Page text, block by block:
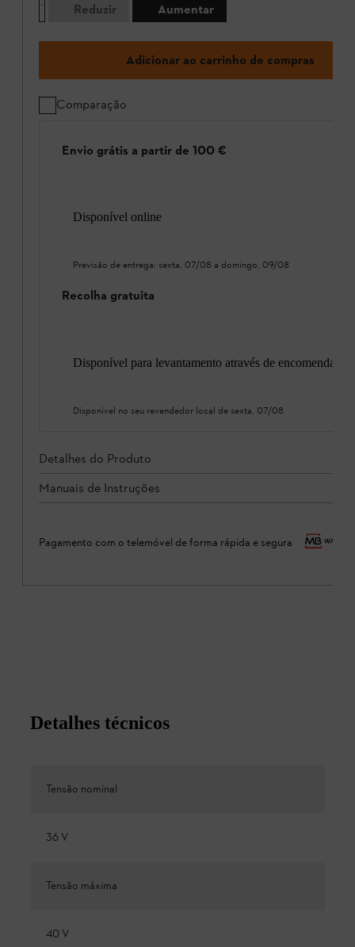
Reduzir
Aumentar
Adicionar ao carrinho de compras
Comparação
Envio grátis a partir de 100 €
Disponível online
Previsão de entrega: sexta, 07/08 a domingo, 09/08
Recolha gratuita
Disponível para levantamento através de encomenda
Disponível no seu revendedor local de sexta, 07/08
Detalhes do Produto
Manuais de Instruções
Pagamento com o telemóvel de forma rápida e segura
Detalhes técnicos
Tensão nominal
36 V
Tensão máxima
40 V